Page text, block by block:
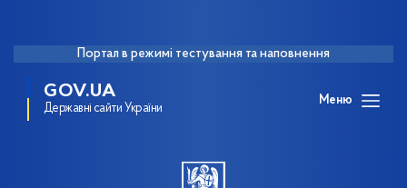
Портал в режимі тестування та наповнення
GOV.UA
Державні сайти України
Меню